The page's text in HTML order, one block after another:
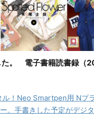
た。 電子書籍読書録（
ル！Neo Smartpen用 Nプ
。手書きした予定がデジ